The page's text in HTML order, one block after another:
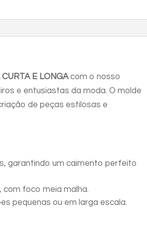
E LONGAcom o nosso
e entusiastas da moda. O molde
de peças estilosas e
garantindo um caimento perfeito
foco meia malha.
pequenas ou em larga escala.